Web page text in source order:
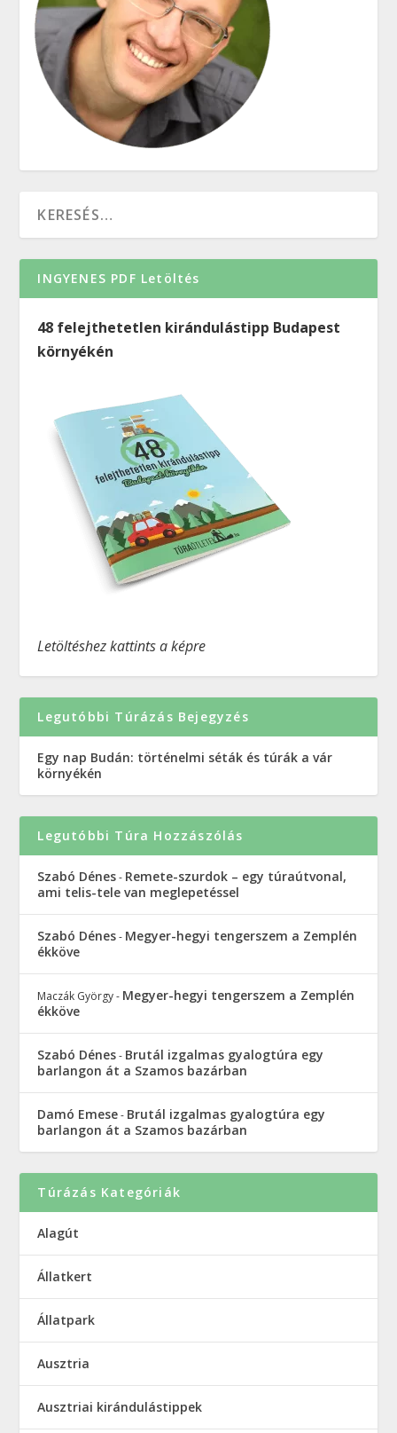
INGYENES PDF Letöltés
48 felejthetetlen kirándulástipp Budapest
környékén
Letöltéshez kattints a képre
Legutóbbi Túrázás Bejegyzés
Egy nap Budán: történelmi séták és túrák a vár
környékén
Legutóbbi Túra Hozzászólás
Szabó Dénes- Remete-szurdok – egy túraútvonal,
ami telis-tele van meglepetéssel
Szabó Dénes- Megyer-hegyi tengerszem a Zemplén
ékköve
Maczák György- Megyer-hegyi tengerszem a Zemplén
ékköve
Szabó Dénes- Brutál izgalmas gyalogtúra egy
barlangon át a Szamos bazárban
Damó Emese- Brutál izgalmas gyalogtúra egy
barlangon át a Szamos bazárban
Túrázás Kategóriák
Alagút
Állatkert
Állatpark
Ausztria
Ausztriai kirándulástippek